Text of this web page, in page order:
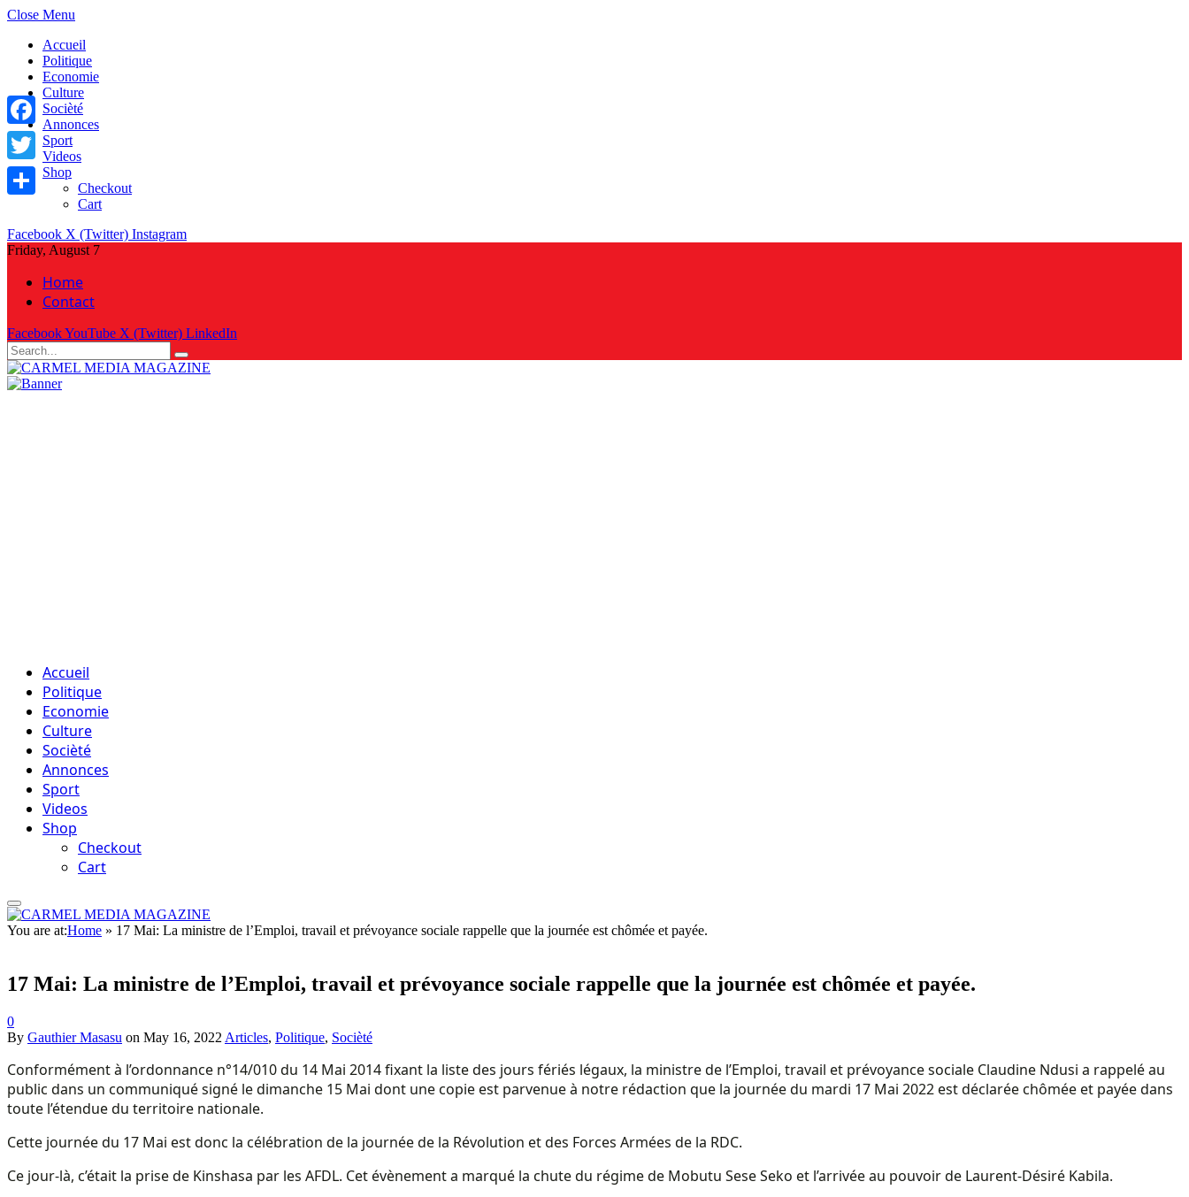
Close Menu
Accueil
Politique
Economie
Culture
Socièté
Annonces
Sport
Videos
Shop
Checkout
Cart
Facebook X (Twitter) Instagram
Friday, August 7
Home
Contact
FacebookYouTube X (Twitter) LinkedIn
Accueil
Politique
Economie
Culture
Socièté
Annonces
Sport
Videos
Shop
Checkout
Cart
You are at:Home » 17 Mai: La ministre de l’Emploi, travail et prévoyance sociale rappelle que la journée est chômée et payée.
17 Mai: La ministre de l’Emploi, travail et prévoyance sociale rappelle que la journée est chômée et payée.
0
By Gauthier Masasu on May 16, 2022 Articles, Politique, Socièté
Conformément à l’ordonnance n°14/010 du 14 Mai 2014 fixant la liste des jours fériés légaux, la ministre de l’Emploi, travail et prévoyance sociale Claudine Ndusi a rappelé au
public dans un communiqué signé le dimanche 15 Mai dont une copie est parvenue à notre rédaction que la journée du mardi 17 Mai 2022 est déclarée chômée et payée dans
toute l’étendue du territoire nationale.
Cette journée du 17 Mai est donc la célébration de la journée de la Révolution et des Forces Armées de la RDC.
Ce jour-là, c’était la prise de Kinshasa par les AFDL. Cet évènement a marqué la chute du régime de Mobutu Sese Seko et l’arrivée au pouvoir de Laurent-Désiré Kabila.
Facebook
Twitter